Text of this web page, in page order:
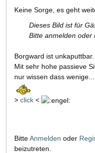
Keine Sorge, es geht
Dieses Bild ist für
Bitte anmelden oder
Borgward ist unkaputtbar.
Mit sehr hohe passieve
nur wissen dass wenige...
> click <
BitteAnmelden oder
beizutreten.